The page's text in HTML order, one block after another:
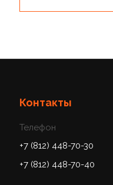
Контакты
Телефон
+7 (812) 448-70-30
+7 (812) 448-70-40